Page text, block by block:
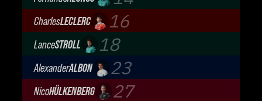
Aston Martin Aramco F1 Team
CharlesLECLERC 16
Scuderia Ferrari
LanceSTROLL 18
Aston Martin Aramco F1 Team
AlexanderALBON 23
Atlassian Williams F1 Team
NicoHÜLKENBERG 27